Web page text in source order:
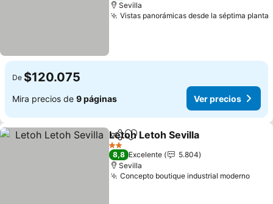
Sevilla
Vistas panorámicas desde la séptima planta
De $120.075
Mira precios de 9 páginas Ver precios
CompartirAgregar a favoritos
Letoh Letoh Sevilla
2 Estrellas
8,8 Excelente
5.804
Sevilla
Concepto boutique industrial modernoVer